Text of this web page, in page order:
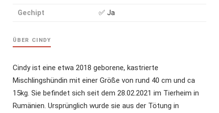
Gechipt ✅ Ja
ÜBER CINDY
Cindy ist eine etwa 2018 geborene, kastrierte
Mischlingshündin mit einer Größe von rund 40 cm und ca
15kg. Sie befindet sich seit dem 28.02.2021 im Tierheim in
Rumänien. Ursprünglich wurde sie aus der Tötung in